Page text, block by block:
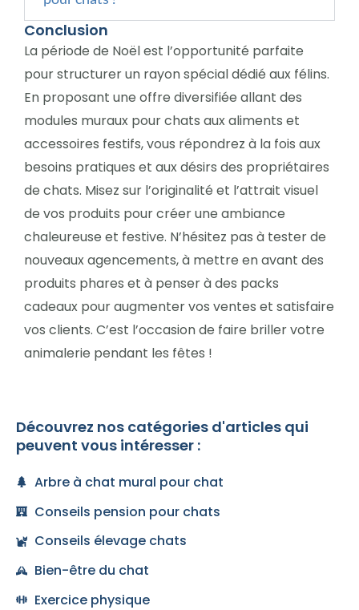
Conclusion
La période de Noël est l’opportunité parfaite
pour structurer un rayon spécial dédié aux félins.
En proposant une offre diversifiée allant des
modules muraux pour chats aux aliments et
accessoires festifs, vous répondrez à la fois aux
besoins pratiques et aux désirs des propriétaires
de chats. Misez sur l’originalité et l’attrait visuel
de vos produits pour créer une ambiance
chaleureuse et festive. N’hésitez pas à tester de
nouveaux agencements, à mettre en avant des
produits phares et à penser à des packs
cadeaux pour augmenter vos ventes et satisfaire
vos clients. C’est l’occasion de faire briller votre
animalerie pendant les fêtes !
Découvrez nos catégories d'articles qui
peuvent vous intéresser :
Arbre à chat mural pour chat
Conseils pension pour chats
Conseils élevage chats
Bien-être du chat
Exercice physique